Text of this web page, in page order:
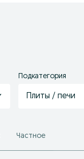
Подкатегория
Плиты / печи
Частное